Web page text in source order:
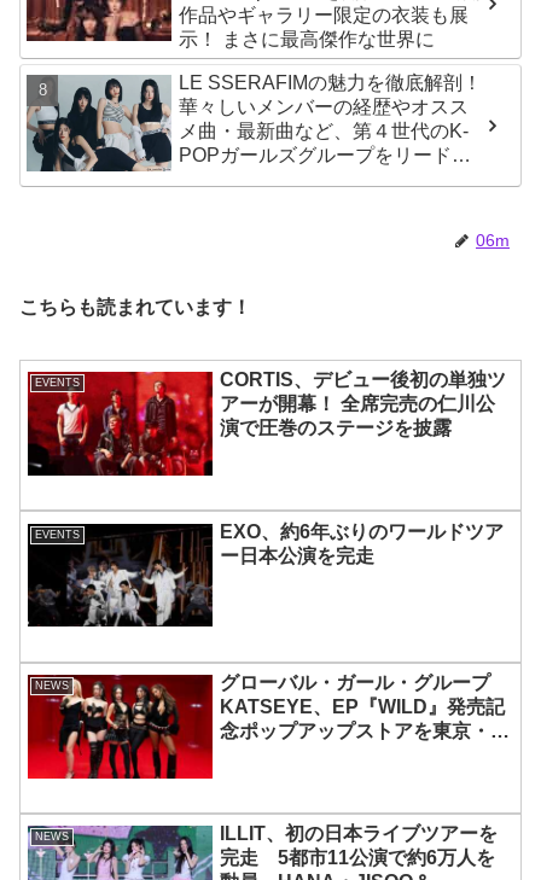
作品やギャラリー限定の衣装も展
示！ まさに最高傑作な世界に
LE SSERAFIMの魅力を徹底解剖！
華々しいメンバーの経歴やオスス
メ曲・最新曲など、第４世代のK-
POPガールズグループをリードす
06m
こちらも読まれています！
EVENTS
CORTIS、デビュー後初の単独ツ
アーが開幕！ 全席完売の仁川公
演で圧巻のステージを披露
EVENTS
EXO、約6年ぶりのワールドツア
ー日本公演を完走
NEWS
グローバル・ガール・グループ
KATSEYE、EP『WILD』発売記
念ポップアップストアを東京・原
NEWS
ILLIT、初の日本ライブツアーを
完走 5都市11公演で約6万人を